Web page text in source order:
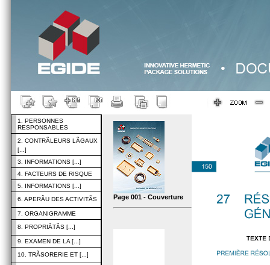
1. PERSONNES
RESPONSABLES
2. CONTRÃLEURS LÃGAUX
[...]
3. INFORMATIONS [...]
4. FACTEURS DE RISQUE
5. INFORMATIONS [...]
6. APERÃU DES ACTIVITÃS
7. ORGANIGRAMME
8. PROPRIÃTÃS [...]
9. EXAMEN DE LA [...]
10. TRÃSORERIE ET [...]
Page 001 - Couverture